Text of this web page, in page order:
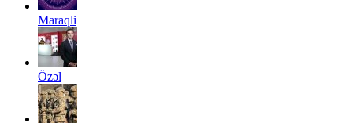
Maraqli
Özəl